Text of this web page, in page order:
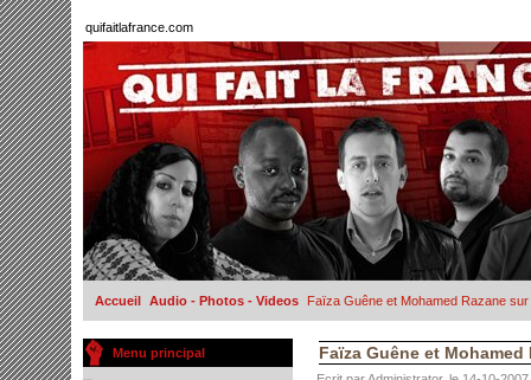
quifaitlafrance.com
Accueil Audio - Photos - Videos Faïza Guêne et Mohamed Razane
Menu principal Faïza Guêne et